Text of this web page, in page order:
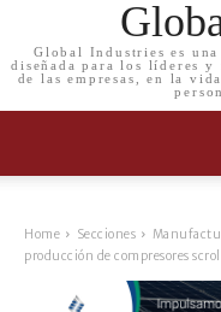
Global Industries es
diseñada para los líderes y
de las empresas, en la
Home Secciones
producción de compresores